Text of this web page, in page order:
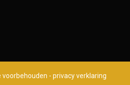
voorbehouden - privacy verklaring